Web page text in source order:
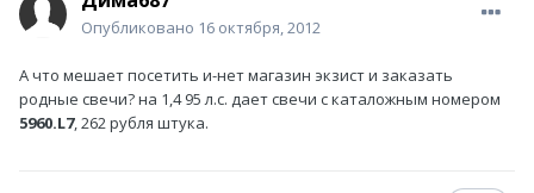
Опубликовано 16 октября, 2012
А что мешает посетить и-нет магазин экзист и заказать
родные свечи? на 1,4 95 л.с. дает свечи с каталожным номером
5960.L7, 262 рубля штука.